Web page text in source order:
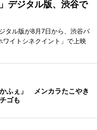
デジタル版、渋谷で
タル版が8月7日から、渋谷パ
ワイトシネクイント」で上映
ふぇ」 メンカラたこやき
ゴも